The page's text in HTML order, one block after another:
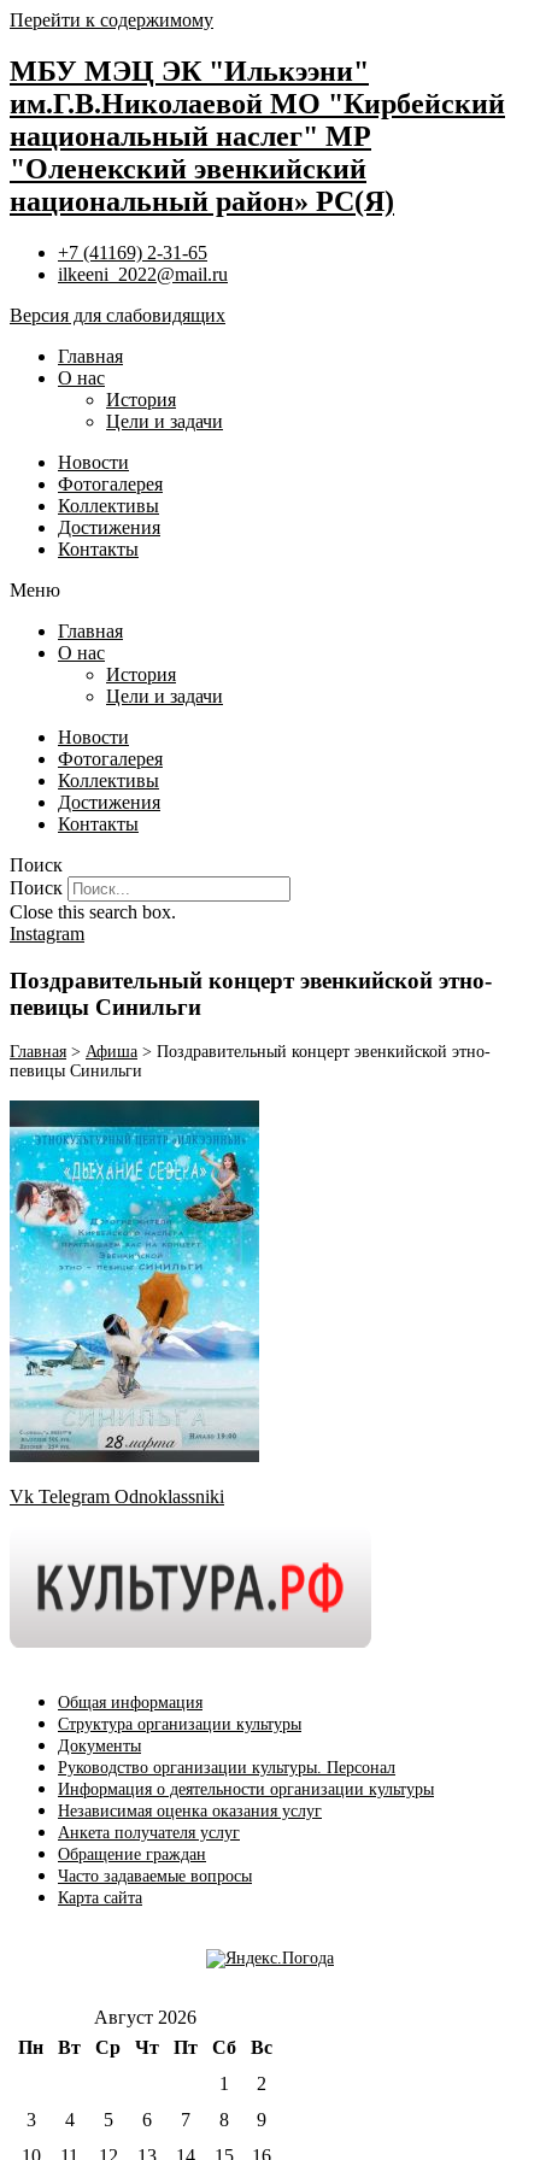
Перейти к содержимому
МБУ МЭЦ ЭК "Илькээни"
им.Г.В.Николаевой МО "Кирбейский
национальный наслег" МР
"Оленекский эвенкийский
национальный район» РС(Я)
+7 (41169) 2-31-65
ilkeeni_2022@mail.ru
Версия для слабовидящих
Главная
О нас
История
Цели и задачи
Новости
Фотогалерея
Коллективы
Достижения
Контакты
Меню
Главная
О нас
История
Цели и задачи
Новости
Фотогалерея
Коллективы
Достижения
Контакты
Поиск
Поиск
Close this search box.
Instagram
Поздравительный концерт эвенкийской этно-
певицы Синильги
Главная > Афиша > Поздравительный концерт эвенкийской этно-
певицы Синильги
Vk Telegram Odnoklassniki
Общая информация
Структура организации культуры
Документы
Руководство организации культуры. Персонал
Информация о деятельности организации культуры
Независимая оценка оказания услуг
Анкета получателя услуг
Обращение граждан
Часто задаваемые вопросы
Карта сайта
Август 2026
Пн
Вт Ср Чт Пт Сб
Вс
1
2
3
4 5 6 7 8
9